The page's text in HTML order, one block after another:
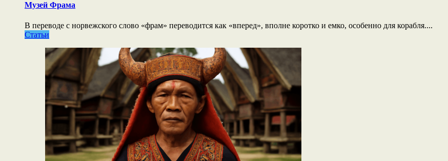
Музей Фрама
В переводе с норвежского слово «фрам» переводится как «вперед», вполне коротко и емко, особенно для корабля....
Статьи